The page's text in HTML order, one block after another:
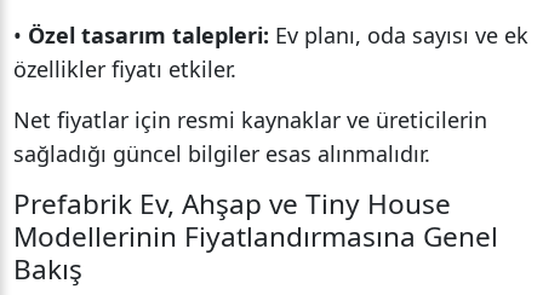
• Özel tasarım talepleri: Ev planı, oda sayısı ve ek
özellikler fiyatı etkiler.
Net fiyatlar için resmi kaynaklar ve üreticilerin
sağladığı güncel bilgiler esas alınmalıdır.
Prefabrik Ev, Ahşap ve Tiny House
Modellerinin Fiyatlandırmasına Genel
Bakış